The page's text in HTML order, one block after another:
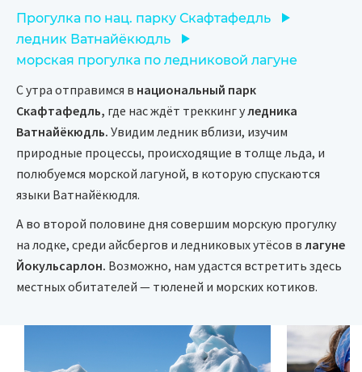
Прогулка по нац. парку Скафтафедль
ледник Ватнайёкюдль
морская прогулка по ледниковой лагуне
С утра отправимся в национальный парк
Скафтафедль, где нас ждёт треккинг уледника
Ватнайёкюдль. Увидим ледник вблизи, изучим
природные процессы, происходящие в толще льда, и
полюбуемся морской лагуной, в которую спускаются
языки Ватнайёкюдля.
А во второй половине дня совершим морскую прогулку
на лодке, среди айсбергов и ледниковых утёсов в лагуне
Йокульсарлон. Возможно, нам удастся встретить здесь
местных обитателей — тюленей и морских котиков.